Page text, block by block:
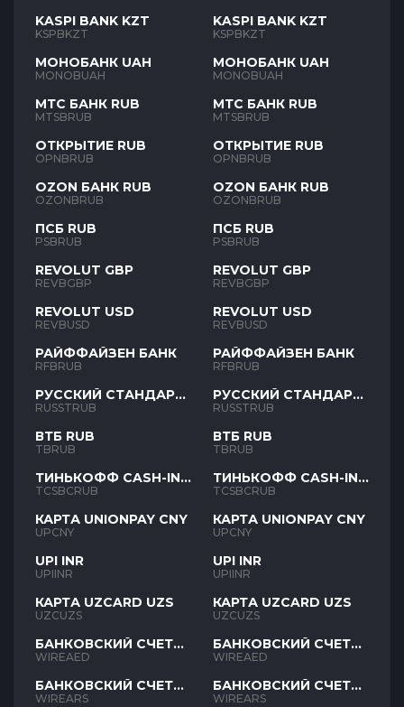
KASPI BANK KZT
KSPBKZT
МОНОБАНК UAH
MONOBUAH
МТС БАНК RUB
MTSBRUB
ОТКРЫТИЕ RUB
OPNBRUB
OZON БАНК RUB
OZONBRUB
ПСБ RUB
PSBRUB
REVOLUT GBP
REVBGBP
REVOLUT USD
REVBUSD
РАЙФФАЙЗЕН БАНК
RFBRUB
РУССКИЙ СТАНДАРТ
RUB
RUSSTRUB
ВТБ RUB
TBRUB
ТИНЬКОФФ CASH-IN
RUB
TCSBCRUB
КАРТА UNIONPAY CNY
UPCNY
UPI INR
UPIINR
КАРТА UZCARD UZS
UZCUZS
БАНКОВСКИЙ СЧЕТ
AED
WIREAED
БАНКОВСКИЙ СЧЕТ
ARS
WIREARS
KASPI BANK KZT
KSPBKZT
МОНОБАНК UAH
MONOBUAH
МТС БАНК RUB
MTSBRUB
ОТКРЫТИЕ RUB
OPNBRUB
OZON БАНК RUB
OZONBRUB
ПСБ RUB
PSBRUB
REVOLUT GBP
REVBGBP
REVOLUT USD
REVBUSD
РАЙФФАЙЗЕН БАНК
RFBRUB
РУССКИЙ СТАНДАРТ
RUB
RUSSTRUB
ВТБ RUB
TBRUB
ТИНЬКОФФ CASH-IN
RUB
TCSBCRUB
КАРТА UNIONPAY CNY
UPCNY
UPI INR
UPIINR
КАРТА UZCARD UZS
UZCUZS
БАНКОВСКИЙ СЧЕТ
AED
WIREAED
БАНКОВСКИЙ СЧЕТ
ARS
WIREARS